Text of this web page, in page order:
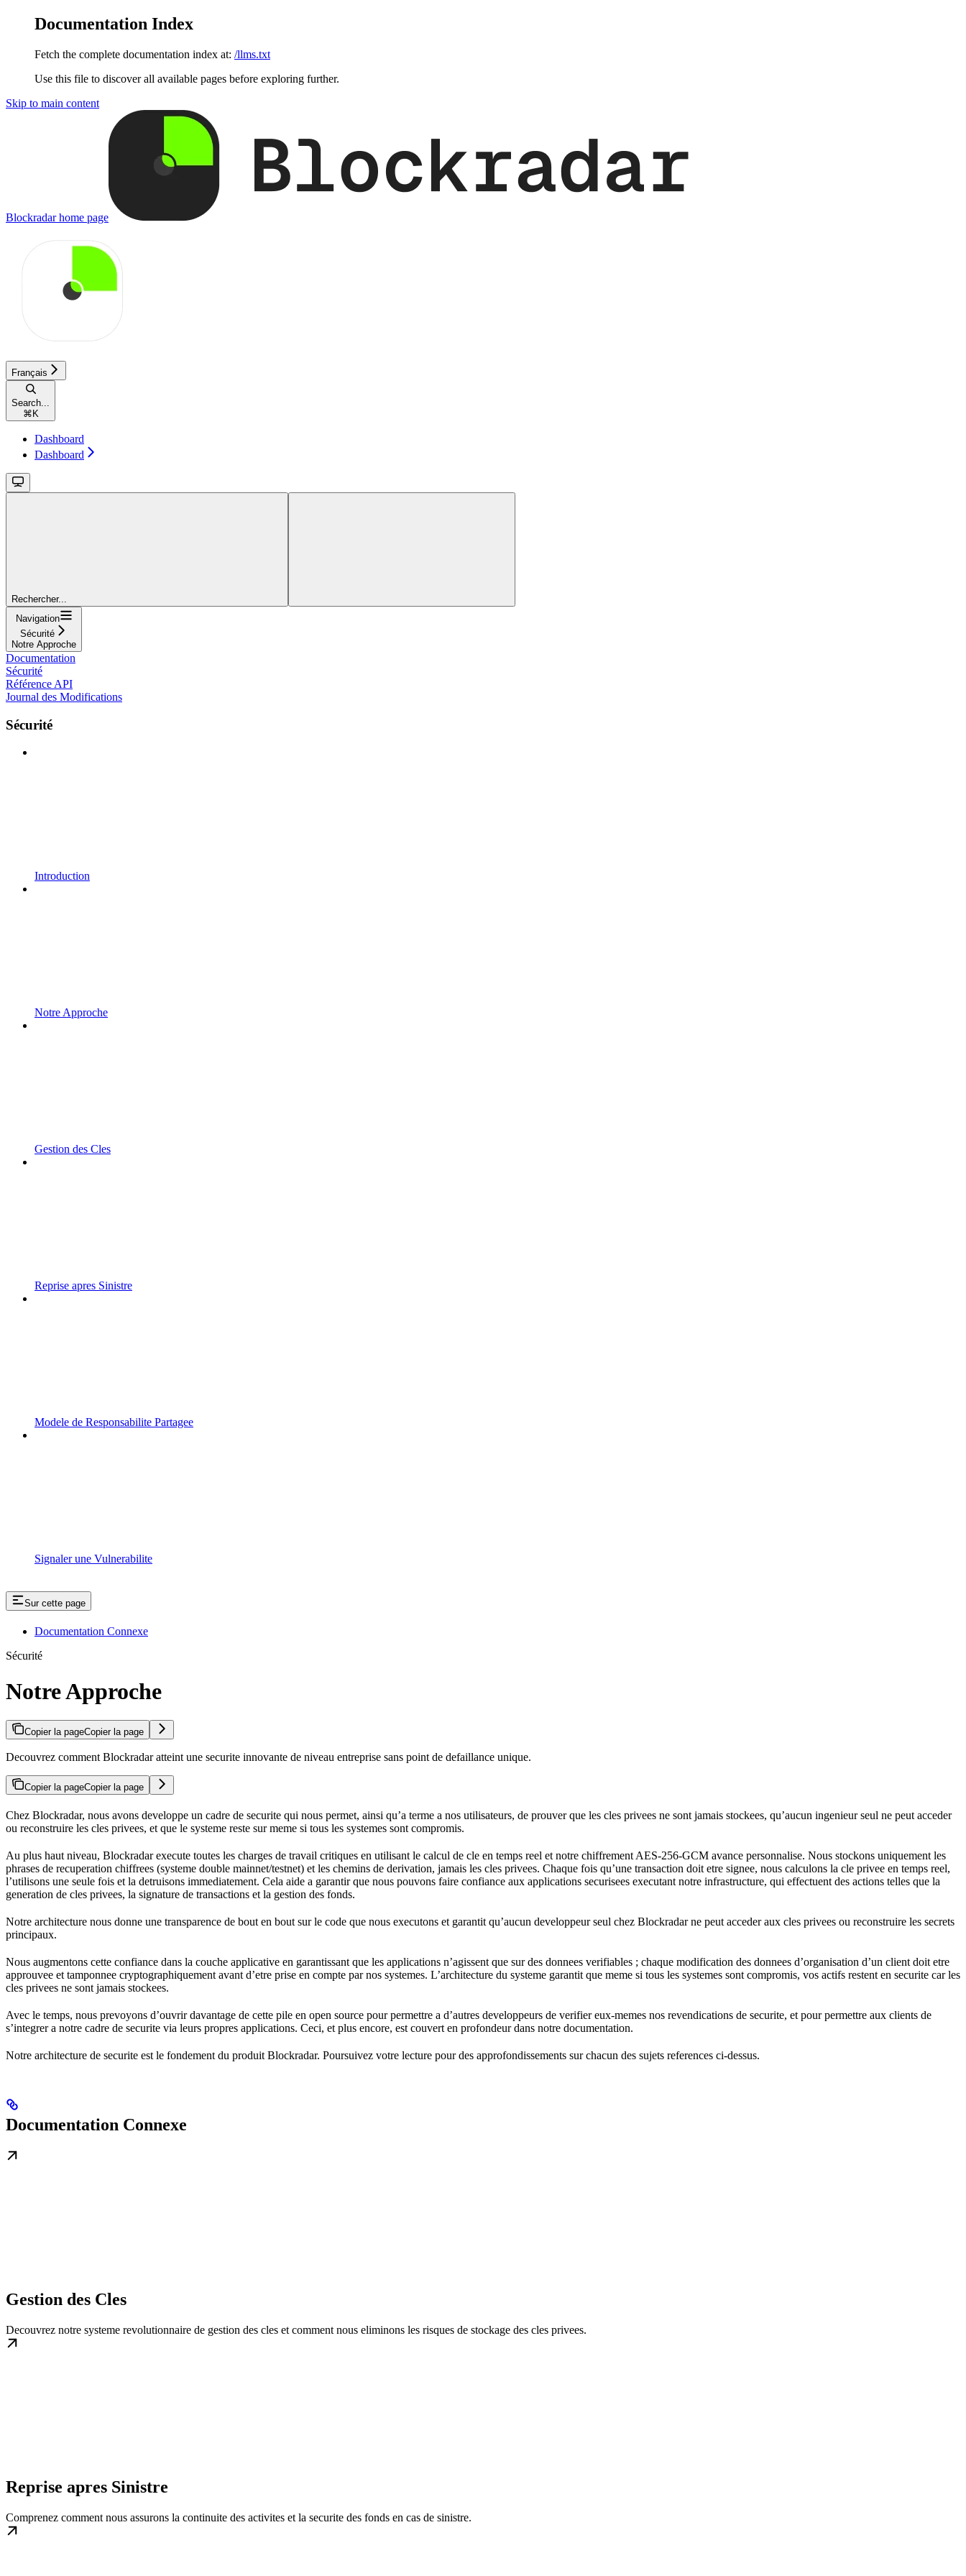
Documentation Index
Fetch the complete documentation index at: /llms.txt
Use this file to discover all available pages before exploring further.
Skip to main content
Blockradarhome page
Français
Search...
⌘ K
Dashboard
Dashboard
Rechercher...
Navigation
Sécurité
Notre Approche
Documentation
Sécurité
Référence API
Journal des Modifications
Sécurité
Introduction
Notre Approche
Gestion des Cles
Reprise apres Sinistre
Modele de Responsabilite Partagee
Signaler une Vulnerabilite
Sur cette page
Documentation Connexe
Sécurité
Notre Approche
Copier la pageCopier la page
Decouvrez comment Blockradar atteint une securite innovante de niveau entreprise sans point de defaillance unique.
Copier la pageCopier la page
Chez Blockradar, nous avons developpe un cadre de securite qui nous permet, ainsi qu’a terme a nos utilisateurs, de prouver que les cles privees ne sont jamais stockees, qu’aucun ingenieur seul ne peut acceder
ou reconstruire les cles privees, et que le systeme reste sur meme si tous les systemes sont compromis.
Au plus haut niveau, Blockradar execute toutes les charges de travail critiques en utilisant le calcul de cle en temps reel et notre chiffrement AES-256-GCM avance personnalise. Nous stockons uniquement les
phrases de recuperation chiffrees (systeme double mainnet/testnet) et les chemins de derivation, jamais les cles privees. Chaque fois qu’une transaction doit etre signee, nous calculons la cle privee en temps reel,
l’utilisons une seule fois et la detruisons immediatement. Cela aide a garantir que nous pouvons faire confiance aux applications securisees executant notre infrastructure, qui effectuent des actions telles que la
generation de cles privees, la signature de transactions et la gestion des fonds.
Notre architecture nous donne une transparence de bout en bout sur le code que nous executons et garantit qu’aucun developpeur seul chez Blockradar ne peut acceder aux cles privees ou reconstruire les secrets
principaux.
Nous augmentons cette confiance dans la couche applicative en garantissant que les applications n’agissent que sur des donnees verifiables ; chaque modification des donnees d’organisation d’un client doit etre
approuvee et tamponnee cryptographiquement avant d’etre prise en compte par nos systemes. L’architecture du systeme garantit que meme si tous les systemes sont compromis, vos actifs restent en securite car les
cles privees ne sont jamais stockees.
Avec le temps, nous prevoyons d’ouvrir davantage de cette pile en open source pour permettre a d’autres developpeurs de verifier eux-memes nos revendications de securite, et pour permettre aux clients de
s’integrer a notre cadre de securite via leurs propres applications. Ceci, et plus encore, est couvert en profondeur dans notre documentation.
Notre architecture de securite est le fondement du produit Blockradar. Poursuivez votre lecture pour des approfondissements sur chacun des sujets references ci-dessus.
Documentation Connexe
Gestion des Cles
Decouvrez notre systeme revolutionnaire de gestion des cles et comment nous eliminons les risques de stockage des cles privees.
Reprise apres Sinistre
Comprenez comment nous assurons la continuite des activites et la securite des fonds en cas de sinistre.